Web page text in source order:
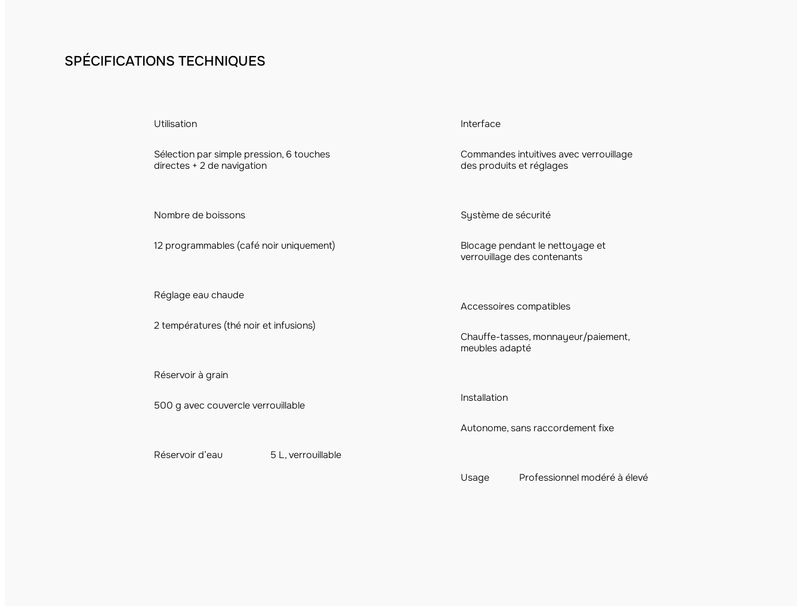
SPÉCIFICATIONS TECHNIQUES
Utilisation
Sélection par simple pression, 6 touches
directes + 2 de navigation
Nombre de boissons
12 programmables (café noir uniquement)
Réglage eau chaude
2 températures (thé noir et infusions)
Réservoir à grain
500 g avec couvercle verrouillable
Réservoir d’eau 5 L, verrouillable
Interface
Commandes intuitives avec verrouillage
des produits et réglages
Système de sécurité
Blocage pendant le nettoyage et
verrouillage des contenants
Accessoires compatibles
Chauffe-tasses, monnayeur/paiement,
meubles adapté
Installation
Autonome, sans raccordement fixe
Usage Professionnel modéré à élevé